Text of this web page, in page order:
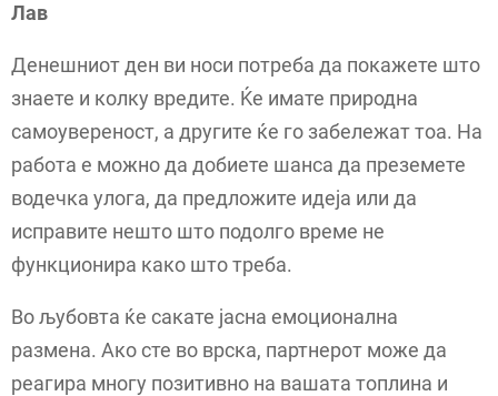
Лав
Денешниот ден ви носи потреба да покажете што
знаете и колку вредите. Ќе имате природна
самоувереност, а другите ќе го забележат тоа. На
работа е можно да добиете шанса да преземете
водечка улога, да предложите идеја или да
исправите нешто што подолго време не
функционира како што треба.
Во љубовта ќе сакате јасна емоционална
размена. Ако сте во врска, партнерот може да
реагира многу позитивно на вашата топлина и